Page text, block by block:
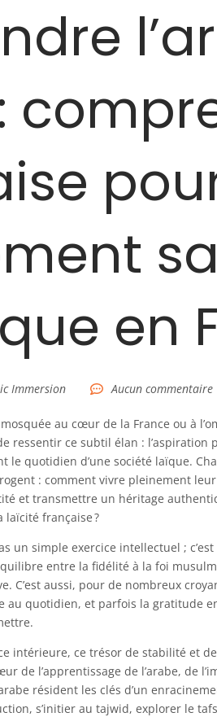
en
Immersion Aucun commentaire
au cœur de la France ou à
ressentir ce subtil élan : l’aspiration
le quotidien d’une société laïque.
: comment vivre pleinement
et transmettre un héritage
française ?
un simple exercice intellectuel ;
entre la fidélité à la foi
C’est aussi, pour de nombreux
au quotidien, et parfois la gratitude
intérieure, ce trésor de stabilité et
de l’apprentissage de l’arabe, de
résident les clés d’un
s’initier au tajwid, explorer le